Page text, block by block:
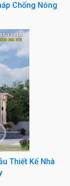
Chống Nóng
Thiết Kế Nhà